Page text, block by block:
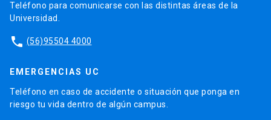
Teléfono para comunicarse con las distintas áreas de la
Universidad.
phone (56)95504 4000
EMERGENCIAS UC
Teléfono en caso de accidente o situación que ponga en
riesgo tu vida dentro de algún campus.